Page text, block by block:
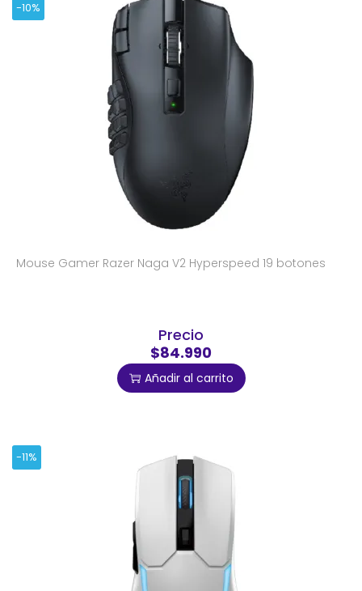
-10%
Mouse Gamer Razer Naga V2 Hyperspeed 19 botones
Precio
$84.990
Añadir al carrito
-11%